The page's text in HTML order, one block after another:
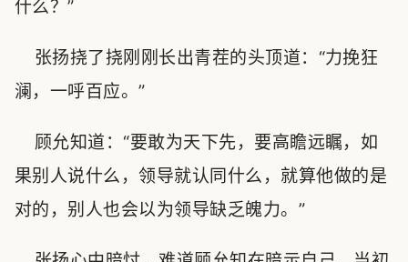
什么？”
张扬挠了挠刚刚长出青茬的头顶道：“力挽狂
澜，一呼百应。”
顾允知道：“要敢为天下先，要高瞻远瞩，如
果别人说什么，领导就认同什么，就算他做的是
对的，别人也会以为领导缺乏魄力。”